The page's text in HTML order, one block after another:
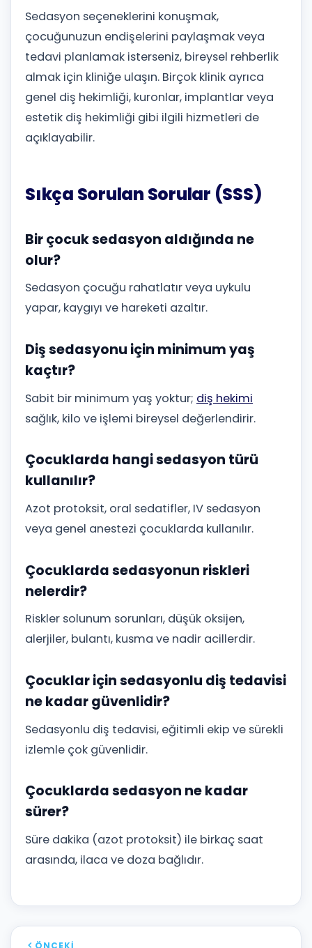
Sedasyon seçeneklerini konuşmak,
çocuğunuzun endişelerini paylaşmak veya
tedavi planlamak isterseniz, bireysel rehberlik
almak için kliniğe ulaşın. Birçok klinik ayrıca
genel diş hekimliği, kuronlar, implantlar veya
estetik diş hekimliği gibi ilgili hizmetleri de
açıklayabilir.
Sıkça Sorulan Sorular (SSS)
Bir çocuk sedasyon aldığında ne
olur?
Sedasyon çocuğu rahatlatır veya uykulu
yapar, kaygıyı ve hareketi azaltır.
Diş sedasyonu için minimum yaş
kaçtır?
Sabit bir minimum yaş yoktur; diş hekimi
sağlık, kilo ve işlemi bireysel değerlendirir.
Çocuklarda hangi sedasyon türü
kullanılır?
Azot protoksit, oral sedatifler, IV sedasyon
veya genel anestezi çocuklarda kullanılır.
Çocuklarda sedasyonun riskleri
nelerdir?
Riskler solunum sorunları, düşük oksijen,
alerjiler, bulantı, kusma ve nadir acillerdir.
Çocuklar için sedasyonlu diş tedavisi
ne kadar güvenlidir?
Sedasyonlu diş tedavisi, eğitimli ekip ve sürekli
izlemle çok güvenlidir.
Çocuklarda sedasyon ne kadar
sürer?
Süre dakika (azot protoksit) ile birkaç saat
arasında, ilaca ve doza bağlıdır.
ÖNCEKI